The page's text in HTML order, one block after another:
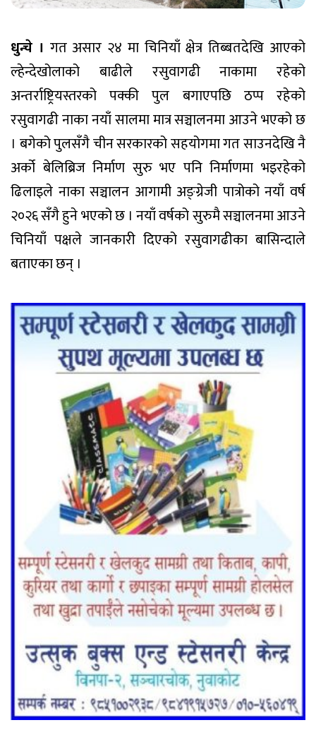
धुन्चे । गत असार २४ मा चिनियाँ क्षेत्र तिब्बतदेखि आएको
ल्हेन्देखोलाको बाढीले रसुवागढी नाकामा रहेको
अन्तर्राष्ट्रियस्तरको पक्की पुल बगाएपछि ठप्प रहेको
रसुवागढी नाका नयाँ सालमा मात्र सञ्चालनमा आउने भएको छ
। बगेको पुलसँगै चीन सरकारको सहयोगमा गत साउनदेखि नै
अर्को बेलिब्रिज निर्माण सुरु भए पनि निर्माणमा भइरहेको
ढिलाइले नाका सञ्चालन आगामी अङ्ग्रेजी पात्रोको नयाँ वर्ष
२०२६ सँगै हुने भएको छ । नयाँ वर्षको सुरुमै सञ्चालनमा आउने
चिनियाँ पक्षले जानकारी दिएको रसुवागढीका बासिन्दाले
बताएका छन् ।